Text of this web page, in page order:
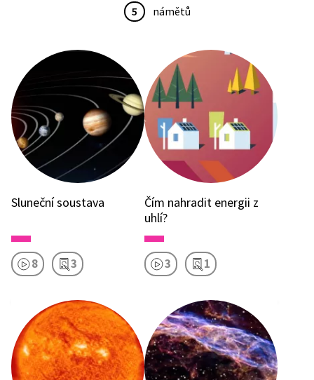
5 námětů
Sluneční soustava
8 3
Čím nahradit energii z
uhlí?
3 1